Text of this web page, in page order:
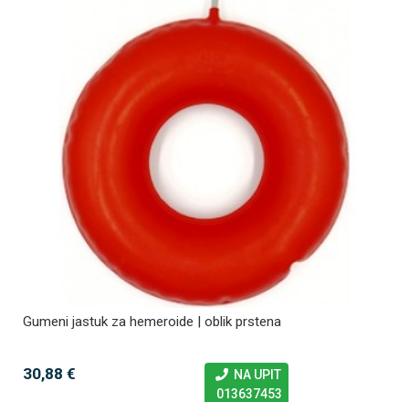
Gumeni jastuk za hemeroide | oblik prstena
30,88 €
NA UPIT
013637453